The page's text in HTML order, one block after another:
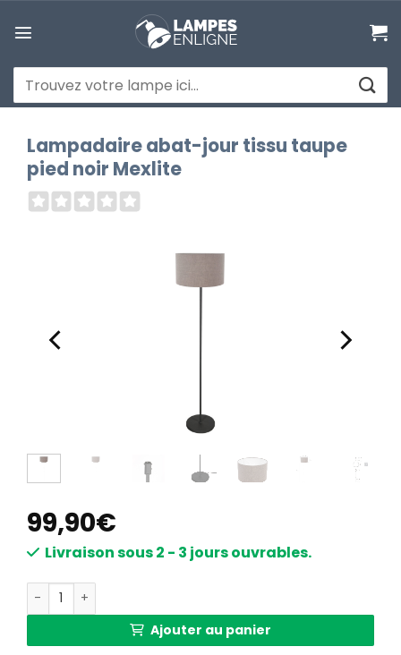
au
Recherche
pour :
Lampadaire abat-jour tissu taupe
pied noir Mexlite
99,90€
Livraison sous 2 - 3 jours ouvrables.
quantité de Lampadaire abat-jour tissu taupe pied noir
Ajouter au panier